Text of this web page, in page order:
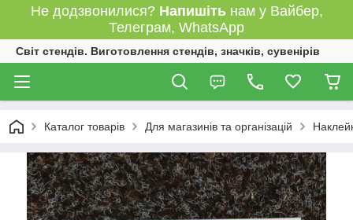
Не додзвонилися? Напишітьнам у Вайбер,
Телеграм, WhatsApp
Світ стендів. Виготовлення стендів, значків, сувенірів
Каталог товарів Для магазинів та організацій